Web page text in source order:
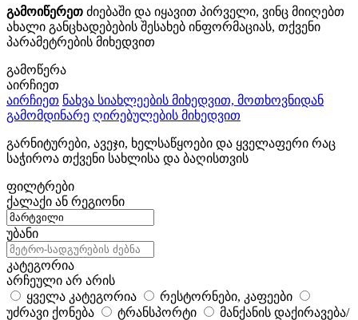
გამოიწერეთ ძიებაში და იყავით პირველი, ვინც მიიღებთ
ახალი განცხადებების შესახებ ინფორმაციას, თქვენი
პარამეტრების მიხედვით
გამოწერა
აირჩიეთ
აირჩიეთ ნახვა სიახლეების მიხედვით, მოთხოვნიდან
გამომდინარე ღირებულების მიხედვით
გარნიტურები, ავეჯი, ხელსაწყოები და ყველაფერი რაც
საჭიროა თქვენი სახლისა და ბაღისთვის
ფილტრები
ქალაქი ან რეგიონი
უბანი
კატეგორია
არჩეული არ არის
ყველა კატეგორია
რესტორნები, კაფეები
უძრავი ქონება
ტრანსპორტი
მანქანის დაქირავება/